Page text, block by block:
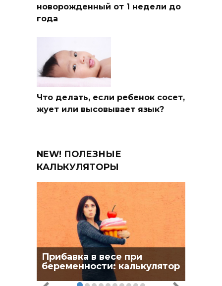
новорожденный от 1 недели до
года
Что делать, если ребенок сосет,
жует или высовывает язык?
NEW! ПОЛЕЗНЫЕ
КАЛЬКУЛЯТОРЫ
Прибавка в весе при
беременности: калькулятор